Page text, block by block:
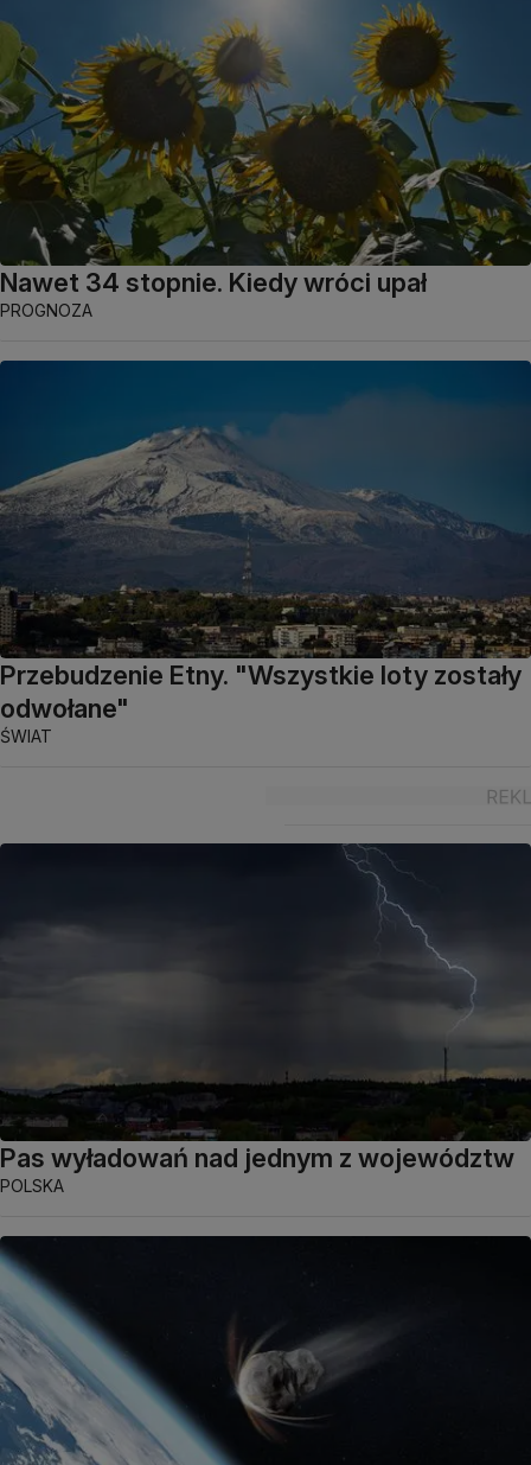
Nawet 34 stopnie. Kiedy wróci upał
PROGNOZA
Przebudzenie Etny. "Wszystkie loty zostały
odwołane"
ŚWIAT
Pas wyładowań nad jednym z województw
POLSKA